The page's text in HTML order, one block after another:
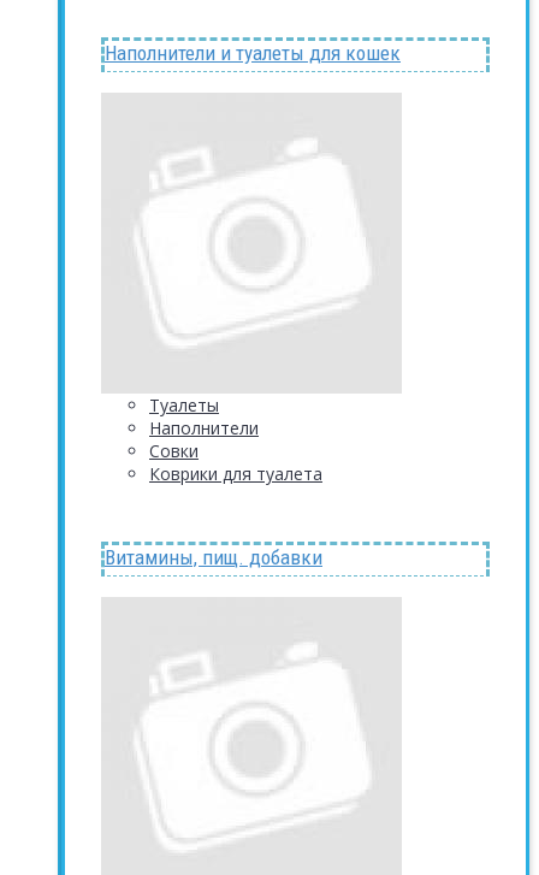
Наполнители и туалеты для кошек
Туалеты
Наполнители
Совки
Коврики для туалета
Витамины, пищ. добавки